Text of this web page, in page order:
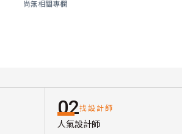
尚無相關專欄
02找設計師
人氣設計師